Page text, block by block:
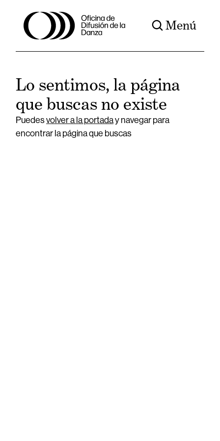
Menú
Lo sentimos, la página
que buscas no existe
Puedesvolver a la portaday navegar para
encontrar la página que buscas